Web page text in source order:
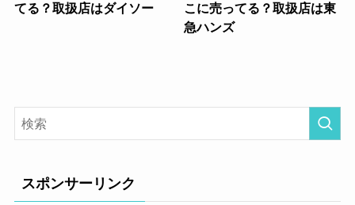
てる？取扱店はダイソー
こに売ってる？取扱店は東
急ハンズ
スポンサーリンク